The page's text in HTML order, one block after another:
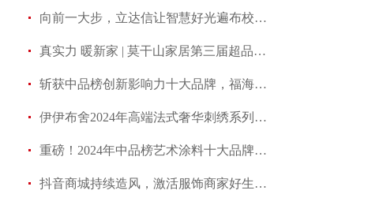
向前一大步，立达信让智慧好光遍布校园每个角落
真实力 暖新家 | 莫干山家居第三届超品日燃爆市场热
斩获中品榜创新影响力十大品牌，福海板材志在领航
伊伊布舍2024年高端法式奢华刺绣系列窗帘—《王者绒
重磅！2024年中品榜艺术涂料十大品牌揭开神秘面纱
抖音商城持续造风，激活服饰商家好生意，成就春夏